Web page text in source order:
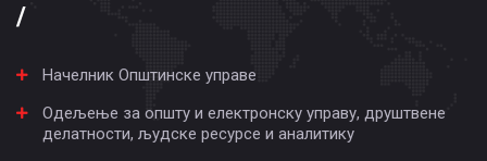
/
Начелник Општинске управе
Одељење за општу и електронску управу, друштвене
делатности, људске ресурсе и аналитику